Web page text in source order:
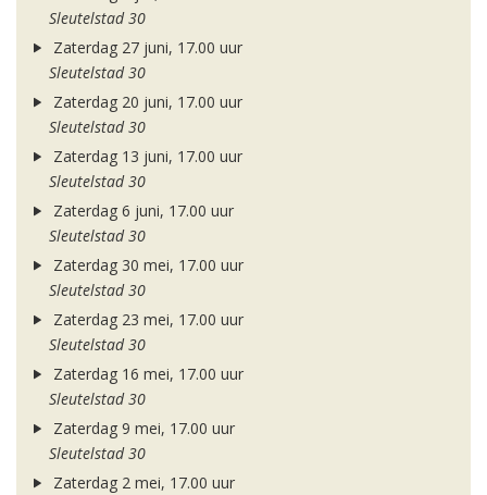
Sleutelstad 30
Zaterdag 27 juni, 17.00 uur
Sleutelstad 30
Zaterdag 20 juni, 17.00 uur
Sleutelstad 30
Zaterdag 13 juni, 17.00 uur
Sleutelstad 30
Zaterdag 6 juni, 17.00 uur
Sleutelstad 30
Zaterdag 30 mei, 17.00 uur
Sleutelstad 30
Zaterdag 23 mei, 17.00 uur
Sleutelstad 30
Zaterdag 16 mei, 17.00 uur
Sleutelstad 30
Zaterdag 9 mei, 17.00 uur
Sleutelstad 30
Zaterdag 2 mei, 17.00 uur